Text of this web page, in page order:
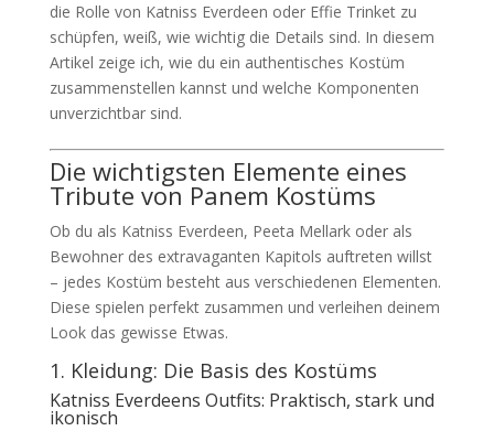
die Rolle von Katniss Everdeen oder Effie Trinket zu
schüpfen, weiß, wie wichtig die Details sind. In diesem
Artikel zeige ich, wie du ein authentisches Kostüm
zusammenstellen kannst und welche Komponenten
unverzichtbar sind.
Die wichtigsten Elemente eines
Tribute von Panem Kostüms
Ob du als Katniss Everdeen, Peeta Mellark oder als
Bewohner des extravaganten Kapitols auftreten willst
– jedes Kostüm besteht aus verschiedenen Elementen.
Diese spielen perfekt zusammen und verleihen deinem
Look das gewisse Etwas.
1. Kleidung: Die Basis des Kostüms
Katniss Everdeens Outfits: Praktisch, stark und
ikonisch